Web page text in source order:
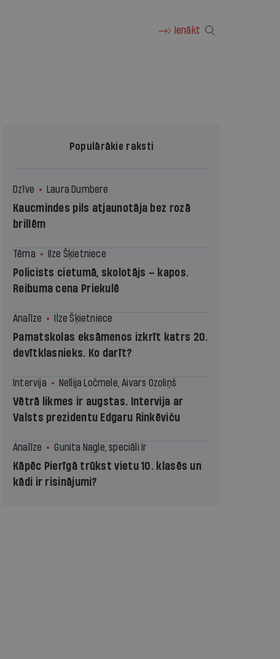
Ienākt
Populārākie raksti
Dzīve Laura Dumbere
Kaucmindes pils atjaunotāja bez rozā
brillēm
Tēma Ilze Šķietniece
Policists cietumā, skolotājs – kapos.
Reibuma cena Priekulē
Analīze Ilze Šķietniece
Pamatskolas eksāmenos izkrīt katrs 20.
devītklasnieks. Ko darīt?
Intervija Nellija Ločmele, Aivars Ozoliņš
Vētrā likmes ir augstas. Intervija ar
Valsts prezidentu Edgaru Rinkēviču
Analīze Gunita Nagle, speciāli Ir
Kāpēc Pierīgā trūkst vietu 10. klasēs un
kādi ir risinājumi?